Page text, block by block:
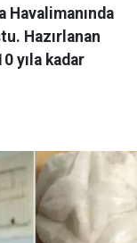
Hazırlanan
yıla kadar